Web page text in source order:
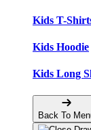
Kids T-
Kids Hoodie
Kids Long
Back To